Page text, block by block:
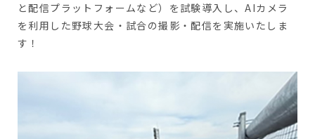
と配信プラットフォームなど）を試験導入し、AIカメラ
を利用した野球大会・試合の撮影・配信を実施いたしま
す！